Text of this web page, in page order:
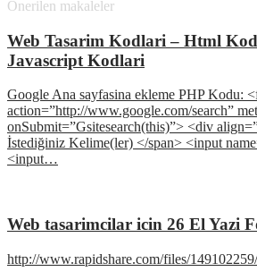
Önerilen makaleler
Web Tasarim Kodlari – Html
Javascript Kodlari
Google Ana sayfasina ekleme PHP Kodu:
action=”http://www.google.com/search”
onSubmit=”Gsitesearch(this)”> <div
İstediğiniz Kelime(ler) </span> <input
<input…
Web tasarimcilar icin 26 El Yazi
http://www.rapidshare.com/files/